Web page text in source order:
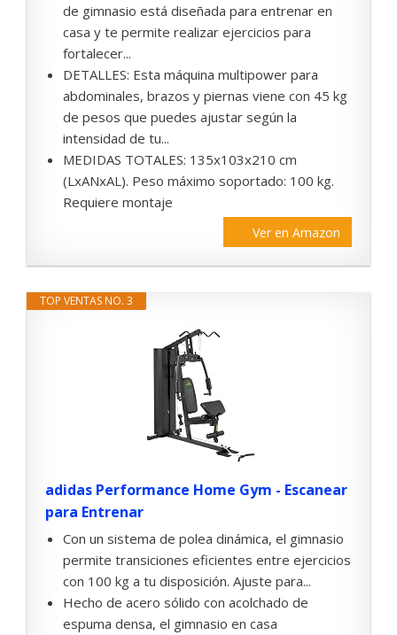
de gimnasio está diseñada para entrenar en
casa y te permite realizar ejercicios para
fortalecer...
DETALLES: Esta máquina multipower para
abdominales, brazos y piernas viene con 45 kg
de pesos que puedes ajustar según la
intensidad de tu...
MEDIDAS TOTALES: 135x103x210 cm
(LxANxAL). Peso máximo soportado: 100 kg.
Requiere montaje
Ver en Amazon
TOP VENTAS NO. 3
adidas Performance Home Gym - Escanear
para Entrenar
Con un sistema de polea dinámica, el gimnasio
permite transiciones eficientes entre ejercicios
con 100 kg a tu disposición. Ajuste para...
Hecho de acero sólido con acolchado de
espuma densa, el gimnasio en casa